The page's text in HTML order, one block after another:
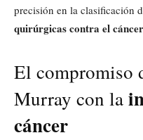
precisión en la clasificación
quirúrgicas contra el cáncer
El compromiso
Murray con la
cáncer